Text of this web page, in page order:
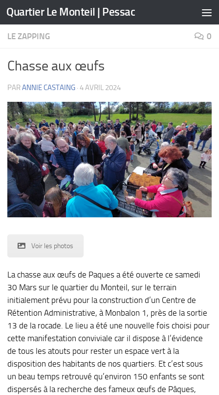
Skip to content
Quartier Le Monteil | Pessac
LE ZAPPING 0
Chasse aux œufs
PARANNIE CASTAING · 4 AVRIL 2024
Voir les photos
La chasse aux œufs de Paques a été ouverte ce samedi
30 Mars sur le quartier du Monteil, sur le terrain
initialement prévu pour la construction d’un Centre de
Rétention Administrative, à Monbalon 1, près de la sortie
13 de la rocade. Le lieu a été une nouvelle fois choisi pour
cette manifestation conviviale car il dispose à l’évidence
de tous les atouts pour rester un espace vert à la
disposition des habitants de nos quartiers. Et c’est sous
un beau temps retrouvé qu’environ 150 enfants se sont
dispersés à la recherche des fameux œufs de Pâques,